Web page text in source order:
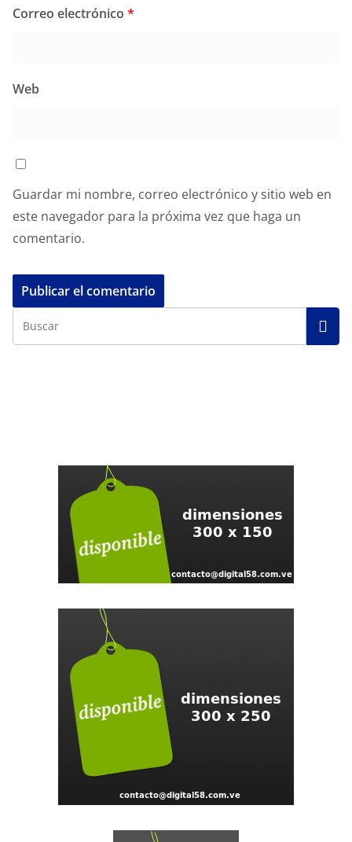
Correo electrónico *
Web
Guardar mi nombre, correo electrónico y sitio web en
este navegador para la próxima vez que haga un
comentario.